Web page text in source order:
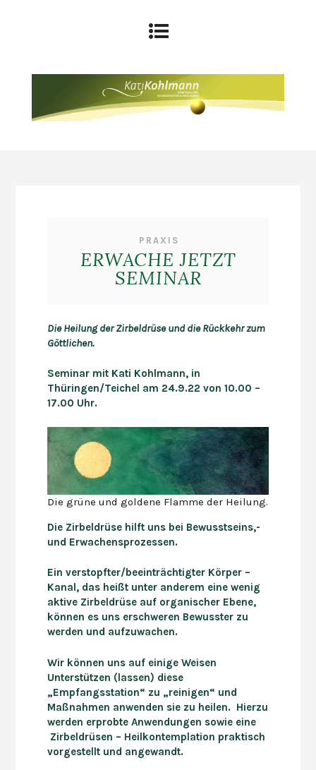
PRAXIS
ERWACHE JETZT
SEMINAR
DieHeilungder Zirbeldrüseund die Rückkehr zum
Göttlichen.
Seminar mit Kati Kohlmann, in
Thüringen/Teichel am 24.9.22 von 10.00 –
17.00 Uhr.
Die grüne und goldene Flamme der Heilung.
Die Zirbeldrüse hilft uns bei Bewusstseins,-
und Erwachensprozessen.
Ein verstopfter/beeinträchtigter Körper –
Kanal, das heißt unter anderem eine wenig
aktive Zirbeldrüse auf organischer Ebene,
können es uns erschweren Bewusster zu
werden und aufzuwachen.
Wir können uns auf einige Weisen
Unterstützen (lassen) diese
„Empfangsstation“ zu „reinigen“ und
Maßnahmen anwenden sie zu heilen. Hierzu
werden erprobte Anwendungen sowie eine
Zirbeldrüsen – Heilkontemplation praktisch
vorgestellt und angewandt.